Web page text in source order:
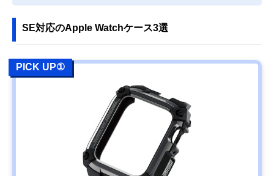
SE対応のApple Watchケース3選
PICK UP①